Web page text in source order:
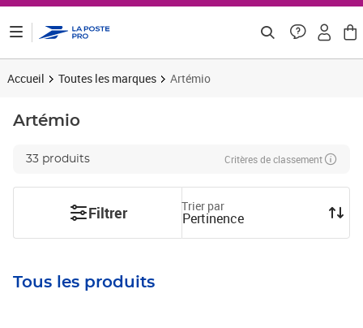
Accueil Toutes les marques Artémio
Artémio
33 produits Critères de classement
Filtrer Trier par
Pertinence
Tous les produits